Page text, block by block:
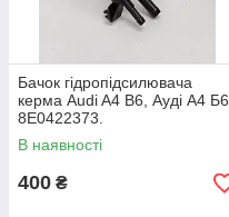
Бачок гідропідсилювача
керма Audi A4 B6, Ауді А4 Б6.
8E0422373.
В наявності
400 ₴